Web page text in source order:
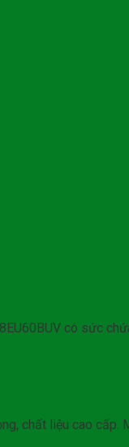
có sức
chất liệu cao cấp.